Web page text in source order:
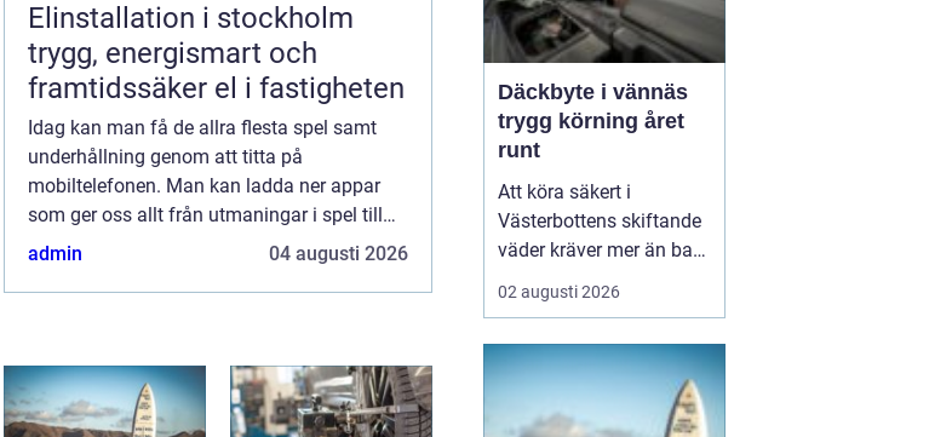
Elinstallation i stockholm
trygg, energismart och
framtidssäker el i fastigheten
Idag kan man få de allra flesta spel samt
underhållning genom att titta på
mobiltelefonen. Man kan ladda ner appar
som ger oss allt från utmaningar i spel till
underhållning av filmer och serier. Det är
admin 04 augusti 2026
Däckbyte i vännäs
trygg körning året
runt
Att köra säkert i
Västerbottens skiftande
väder kräver mer än bara
ett körkort och en pålitlig
bil. Däckens skick och
roll för både
bromssträcka, kontroll
och komfort. I en ort
02 augusti 2026